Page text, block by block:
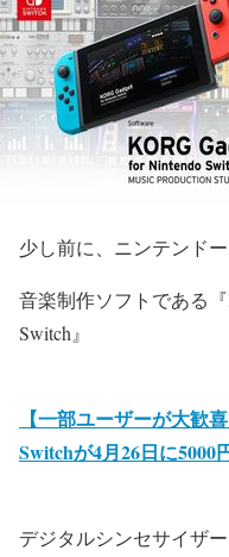
少し前に、ニンテンド
音楽制作ソフトである『
Switch 』
【一部ユーザーが大歓
Switchが4月26日に5000
デジタルシンセサイザ